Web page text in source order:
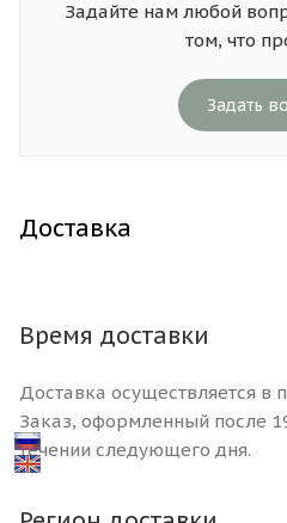
Задайте нам любой
том, что
Задать
Доставка
Время доставки
Доставка осуществляется в
Заказ, оформленный после
течении следующего дня.